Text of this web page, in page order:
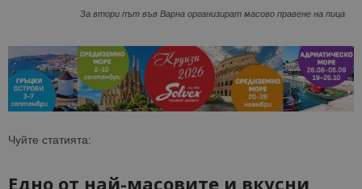
За втори път във Варна организират масово правене на пица
Чуйте статията:
Едно от най-масовите и вкусни